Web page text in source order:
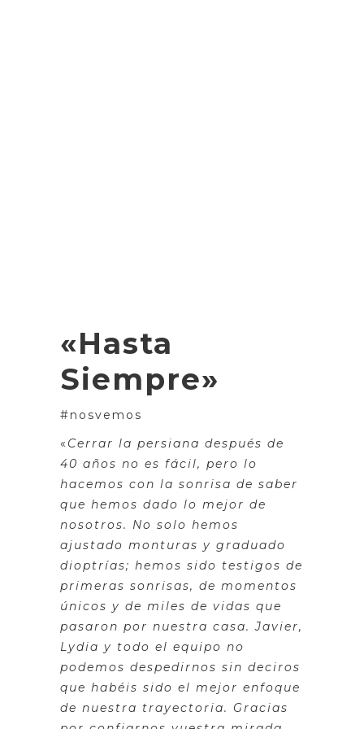
«Hasta
Siempre»
#nosvemos
« Cerrar la persiana después de
40 años no es fácil, pero lo
hacemos con la sonrisa de saber
que hemos dado lo mejor de
nosotros. No solo hemos
ajustado monturas y graduado
dioptrías; hemos sido testigos de
primeras sonrisas, de momentos
únicos y de miles de vidas que
pasaron por nuestra casa. Javier,
Lydia y todo el equipo no
podemos despedirnos sin deciros
que habéis sido el mejor enfoque
de nuestra trayectoria. Gracias